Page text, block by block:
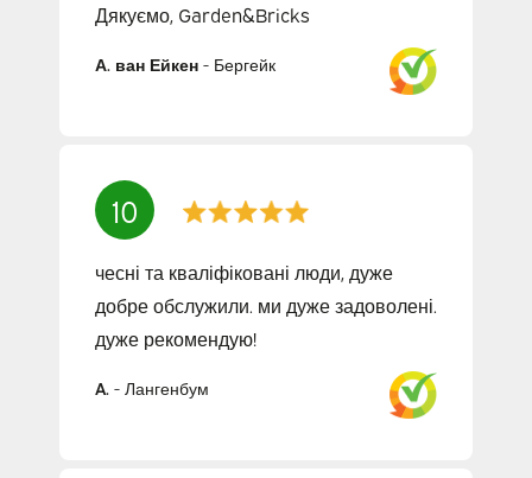
Дякуємо, Garden&Bricks
А. ван Ейкен - Бергейк
10
чесні та кваліфіковані люди, дуже
добре обслужили. ми дуже задоволені.
дуже рекомендую!
A. - Лангенбум